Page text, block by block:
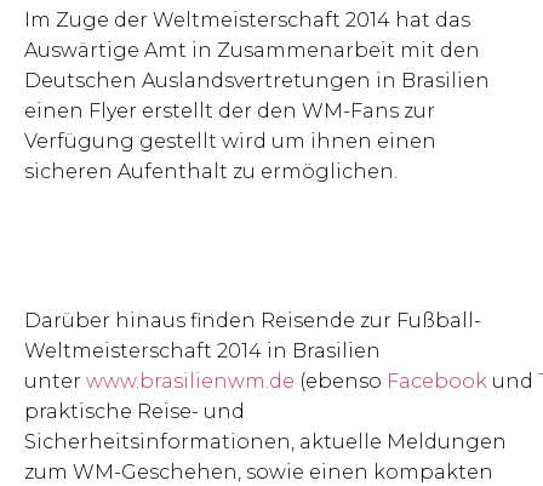
Im Zuge der Weltmeisterschaft 2014 hat das
Auswärtige Amt in Zusammenarbeit mit den
Deutschen Auslandsvertretungen in Brasilien
einen Flyer erstellt der den WM-Fans zur
Verfügung gestellt wird um ihnen einen
sicheren Aufenthalt zu ermöglichen.
Darüber hinaus finden Reisende zur Fußball-
Weltmeisterschaft 2014 in Brasilien
unter www.brasilienwm.de (ebenso Facebook und
praktische Reise- und
Sicherheitsinformationen, aktuelle Meldungen
zum WM-Geschehen, sowie einen kompakten